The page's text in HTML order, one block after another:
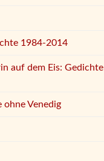
1984-2014
auf dem Eis: Gedichte
ohne Venedig